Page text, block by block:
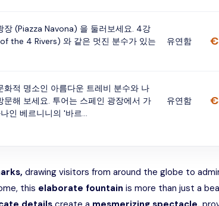
장 (Piazza Navona) 을 둘러보세요. 4강
the 4 Rivers) 와 같은 멋진 분수가 있는
유연함
적 명소인 아름다운 트레비 분수와 나
해 보세요. 투어는 스페인 광장에서 가
인 베르니니의 '바르...
유연함
drawing visitors from around the globe to
this elaborate fountain is more than just a